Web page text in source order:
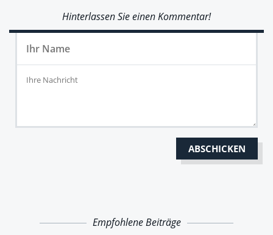
Hinterlassen Sie einen Kommentar!
Empfohlene Beiträge